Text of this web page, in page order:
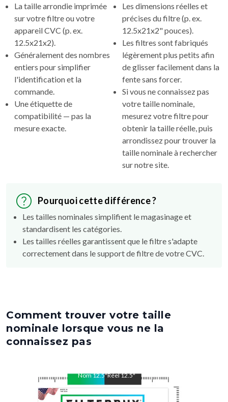
La taille arrondie imprimée
sur votre filtre ou votre
appareil CVC (p. ex.
12.5x21x2).
Généralement des nombres
entiers pour simplifier
l'identification et la
commande.
Une étiquette de
compatibilité — pas la
mesure exacte.
Les dimensions réelles et
précises du filtre (p. ex.
12.5x21x2" pouces).
Les filtres sont fabriqués
légèrement plus petits afin
de glisser facilement dans la
fente sans forcer.
Si vous ne connaissez pas
votre taille nominale,
mesurez votre filtre pour
obtenir la taille réelle, puis
arrondissez pour trouver la
taille nominale à rechercher
sur notre site.
Pourquoi cette différence ?
Les tailles nominales simplifient le magasinage et
standardisent les catégories.
Les tailles réelles garantissent que le filtre s'adapte
correctement dans le support de filtre de votre CVC.
Comment trouver votre taille
nominale lorsque vous ne la
connaissez pas
Nom12.5"Réel12.5"